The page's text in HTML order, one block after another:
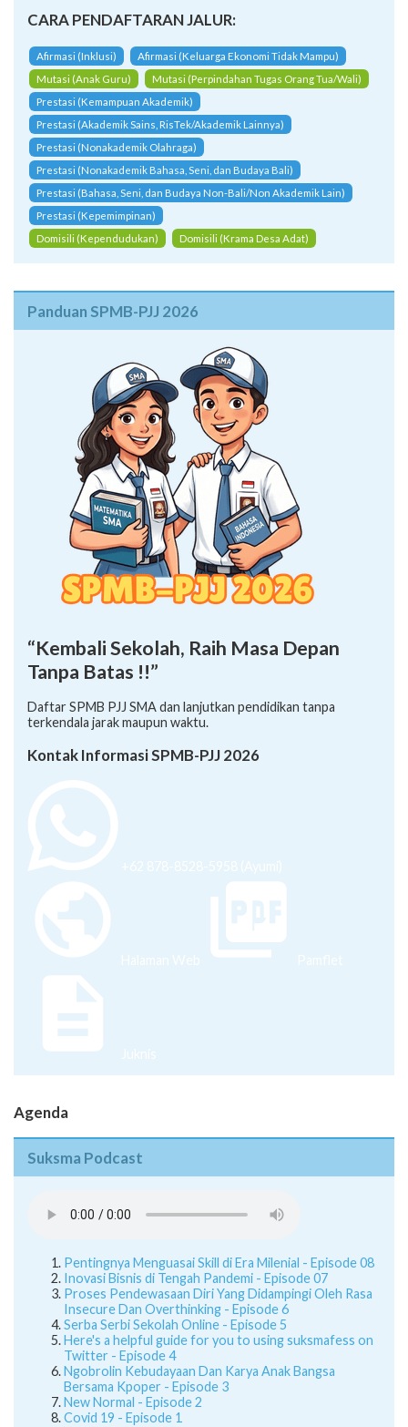
CARA PENDAFTARAN JALUR:
Afirmasi (Inklusi)
Afirmasi (Keluarga Ekonomi Tidak Mampu)
Mutasi (Anak Guru)
Mutasi (Perpindahan Tugas Orang Tua/Wali)
Prestasi (Kemampuan Akademik)
Prestasi (Akademik Sains, RisTek/Akademik Lainnya)
Prestasi (Nonakademik Olahraga)
Prestasi (Nonakademik Bahasa, Seni, dan Budaya Bali)
Prestasi (Bahasa, Seni, dan Budaya Non-Bali/Non Akademik Lain)
Prestasi (Kepemimpinan)
Domisili (Kependudukan)
Domisili (Krama Desa Adat)
Panduan SPMB-PJJ 2026
“Kembali Sekolah, Raih Masa Depan
Tanpa Batas !!”
Daftar SPMB PJJ SMA dan lanjutkan pendidikan tanpa
terkendala jarak maupun waktu.
Kontak Informasi SPMB-PJJ 2026
+62 878-8528-5958 (Ayumi)
Halaman Web Pamflet
Juknis
Agenda
Suksma Podcast
Pentingnya Menguasai Skill di Era Milenial - Episode 08
Inovasi Bisnis di Tengah Pandemi - Episode 07
Proses Pendewasaan Diri Yang Didampingi Oleh Rasa
Insecure Dan Overthinking - Episode 6
Serba Serbi Sekolah Online - Episode 5
Here's a helpful guide for you to using suksmafess on
Twitter - Episode 4
Ngobrolin Kebudayaan Dan Karya Anak Bangsa
Bersama Kpoper - Episode 3
New Normal - Episode 2
Covid 19 - Episode 1